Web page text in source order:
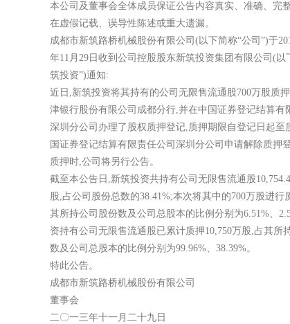
本公司及董事会全体成员保证公告内容真实、准确、完
在虚假记载、误导性陈述或重大遗漏。
成都市新筑路桥机械股份有限公司(以下简称“公司”)于
年11月29日收到公司控股股东新筑投资集团有限公司(以
筑投资”)通知:
近日,新筑投资将其持有的公司无限售流通股700万股质
津银行股份有限公司成都分行,并在中国证券登记结算有
深圳分公司办理了股权质押登记,质押期限自登记日起至
国证券登记结算有限责任公司深圳分公司申请解除质押
质押时,公司将另行公告。
截至本公告日,新筑投资共持有公司无限售流通股
股,占公司股份总数的38.41%;本次将其中的700万股进行
其所持公司股份数及公司总股本的比例分别为6.51%、
资持有公司无限售流通股已累计质押10,750万股,占其所
数及公司总股本的比例分别为99.96%、38.39%。
特此公告。
成都市新筑路桥机械股份有限公司
董事会
二〇一三年十一月二十九日